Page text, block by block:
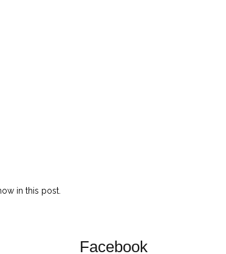
in this post.
Facebook